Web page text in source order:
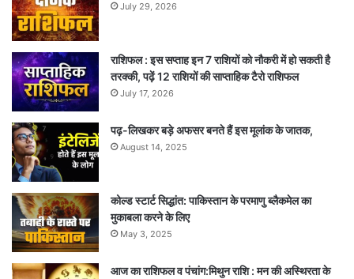
July 29, 2026
राशिफल : इस सप्ताह इन 7 राशियों को नौकरी में हो सकती है
तरक्की, पढ़ें 12 राशियों की साप्ताहिक टैरो राशिफल
July 17, 2026
पढ़-लिखकर बड़े अफसर बनते हैं इस मूलांक के जातक,
August 14, 2025
कोल्ड स्टार्ट सिद्धांत: पाकिस्तान के परमाणु ब्लैकमेल का
मुकाबला करने के लिए
May 3, 2025
आज का राशिफल व पंचांग:मिथुन राशि : मन की अस्थिरता के